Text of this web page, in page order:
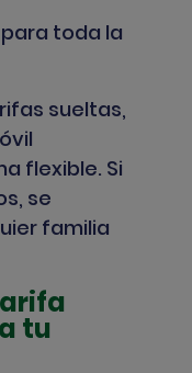
para toda la
sueltas,
flexible. Si
se
familia
tu